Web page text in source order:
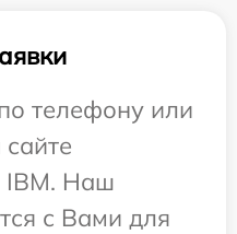
телефону или
сайте
IBM. Наш
с Вами для